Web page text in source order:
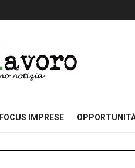
FOCUS IMPRESE